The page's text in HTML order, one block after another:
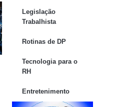
Legislação
Trabalhista
Rotinas de DP
Tecnologia para o
RH
Entretenimento